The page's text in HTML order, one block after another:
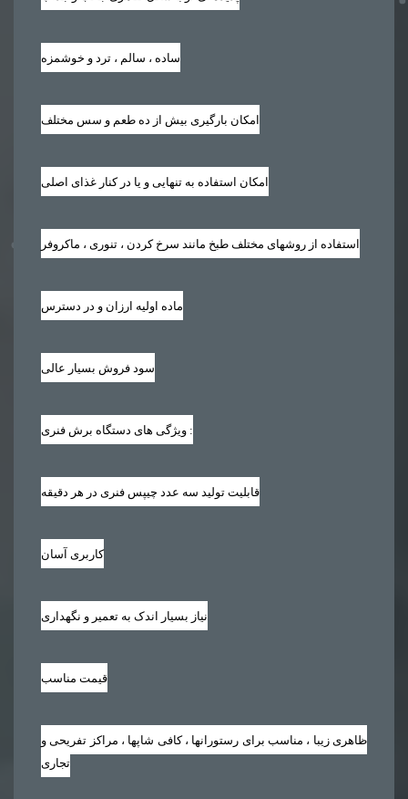
ساده ، سالم ، ترد و خوشمزه
امکان بارگیری بیش از ده طعم و سس مختلف
امکان استفاده به تنهایی و یا در کنار غذای اصلی
استفاده از روشهای مختلف طبخ مانند سرخ کردن ، تنوری ، ماکروفر
ماده اولیه ارزان و در دسترس
سود فروش بسیار عالی
ویژگی های دستگاه برش فنری :
قابلیت تولید سه عدد چیپس فنری در هر دقیقه
کاربری آسان
نیاز بسیار اندک به تعمیر و نگهداری
قیمت مناسب
ظاهری زیبا ، مناسب برای رستورانها ، کافی شاپها ، مراکز تفریحی و
تجاری